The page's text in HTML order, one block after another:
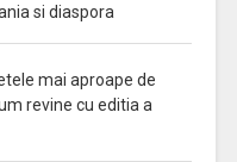
si diaspora
mai aproape de
revine cu editia a